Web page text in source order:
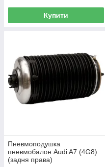
Купити
Пневмоподушка
пневмобалон Audi A7 (4G8)
(задня права)